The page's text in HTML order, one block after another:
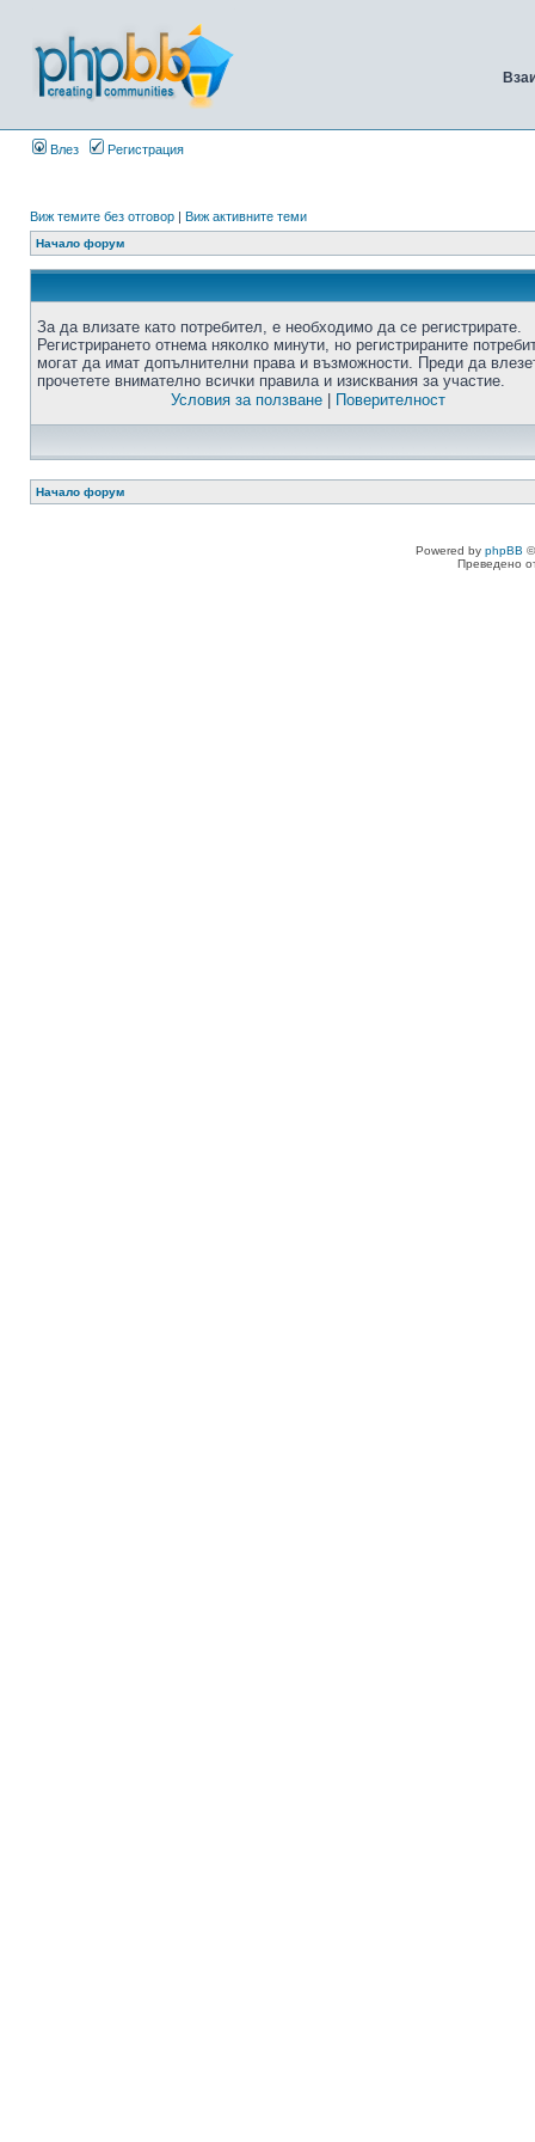
Влез Регистрация
Виж темите без отговор | Виж активните теми
Начало форум
За да влизате като потребител, е необходимо да се регистрирате.
Регистрирането отнема няколко минути, но регистрираните
могат да имат допълнителни права и възможности. Преди да
прочетете внимателно всички правила и изисквания за участие.
Условия за ползване| Поверителност
Начало форум
Powered by phpBB
Преведено